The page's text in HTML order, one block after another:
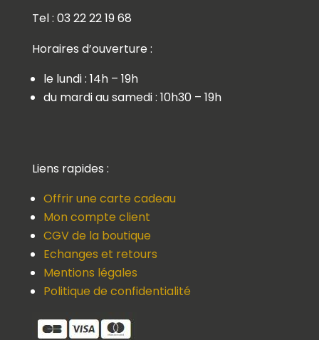
Tel : 03 22 22 19 68
Horaires d’ouverture :
le lundi : 14h – 19h
du mardi au samedi : 10h30 – 19h
Liens rapides :
Offrir une carte cadeau
Mon compte client
CGV de la boutique
Echanges et retours
Mentions légales
Politique de confidentialité